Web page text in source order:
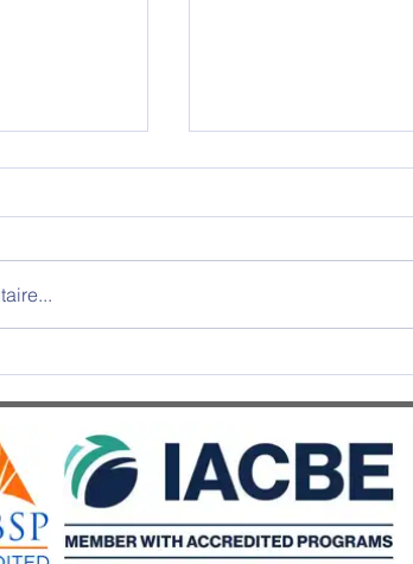
une
Cérémonie de Remise
Diplômes 2025 - Une
d’excellence et
Château d’Aïre